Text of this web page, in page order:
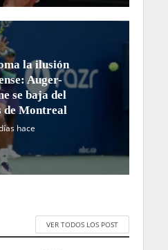
la ilusión
Auger-
se baja del
de Montreal
hace
VER TODOS LOS POST